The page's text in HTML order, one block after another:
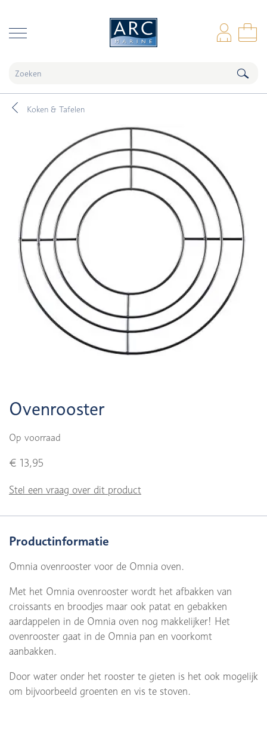
Koken & Tafelen
Ovenrooster
Op voorraad
€ 13,95
Stel een vraag over dit product
Productinformatie
Omnia ovenrooster voor de Omnia oven.
Met het Omnia ovenrooster wordt het afbakken van
croissants en broodjes maar ook patat en gebakken
aardappelen in de Omnia oven nog makkelijker! Het
ovenrooster gaat in de Omnia pan en voorkomt
aanbakken.
Door water onder het rooster te gieten is het ook mogelijk
om bijvoorbeeld groenten en vis te stoven.